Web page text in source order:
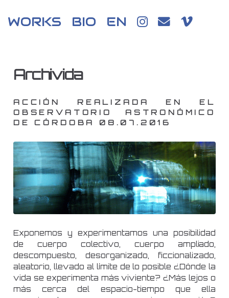
WORKS BIO EN
Archivida
ACCIÓN REALIZADA EN EL
OBSERVATORIO ASTRONÓMICO
DE CÓRDOBA 08.07.2016
Exponemos y experimentamos una posibilidad
de cuerpo colectivo, cuerpo ampliado,
descompuesto, desorganizado, ficcionalizado,
aleatorio, llevado al límite de lo posible ¿Dónde la
vida se experimenta más viviente? ¿Más lejos o
más cerca del espacio-tiempo que ella